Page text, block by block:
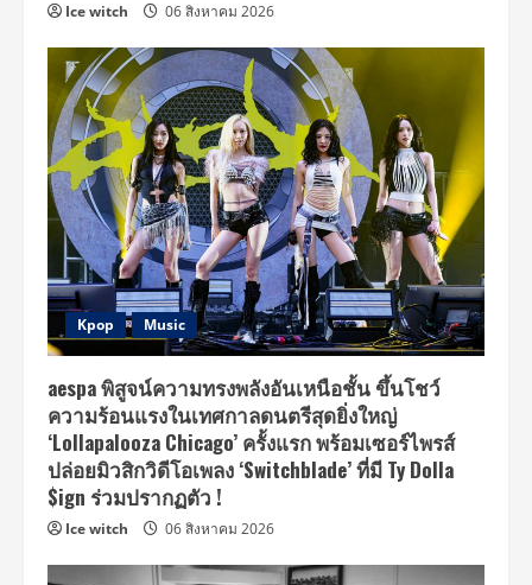
Ice witch 06 สิงหาคม 2026
Kpop Music
aespa พิสูจน์ความทรงพลังอันเหนือชั้น ขึ้นโชว์
ความร้อนแรงในเทศกาลดนตรีสุดยิ่งใหญ่
‘Lollapalooza Chicago’ ครั้งแรก พร้อมเซอร์ไพรส์
ปล่อยมิวสิกวิดีโอเพลง ‘Switchblade’ ที่มี Ty Dolla
$ign ร่วมปรากฏตัว !
Ice witch 06 สิงหาคม 2026